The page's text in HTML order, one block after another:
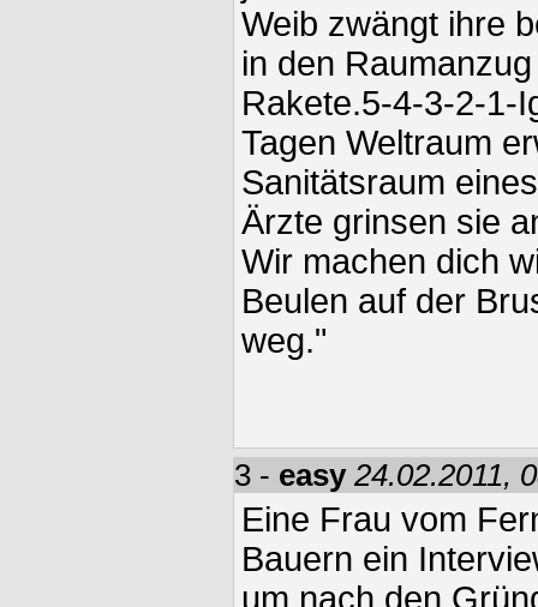
Weib zwängt ihre
in den
Rakete.5-4-3-2-1-
Tagen Weltraum
Sanitätsraum
Ärzte grinsen sie
Wir machen dich
Beulen auf der
weg."
3 - easy 24.02.2011,
Eine Frau vom
Bauern ein
um nach den